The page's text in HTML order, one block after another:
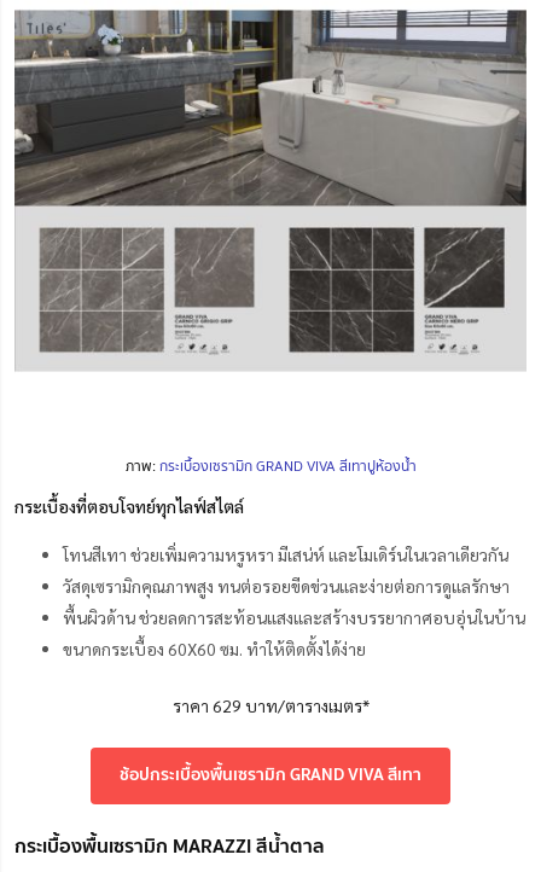
ภาพ:กระเบื้องเซรามิก GRAND VIVA สีเทาปูห้องน้ำ
กระเบื้องที่ตอบโจทย์ทุกไลฟ์สไตล์
โทนสีเทา ช่วยเพิ่มความหรูหรา มีเสน่ห์ และโมเดิร์นในเวลาเดียวกัน
วัสดุเซรามิกคุณภาพสูง ทนต่อรอยขีดข่วนและง่ายต่อการดูแลรักษา
พื้นผิวด้าน ช่วยลดการสะท้อนแสงและสร้างบรรยากาศอบอุ่นในบ้าน
ขนาดกระเบื้อง 60X60 ซม. ทำให้ติดตั้งได้ง่าย
ราคา 629 บาท/ตารางเมตร*
ช้อปกระเบื้องพื้นเซรามิก GRAND VIVA สีเทา
กระเบื้องพื้นเซรามิก MARAZZI สีน้ำตาล